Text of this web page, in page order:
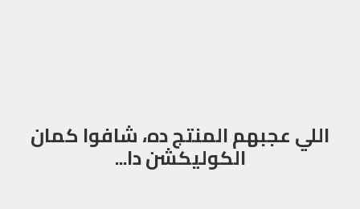
اللي عجبهم المنتج ده، شافوا كمان
الكوليكشن دا...